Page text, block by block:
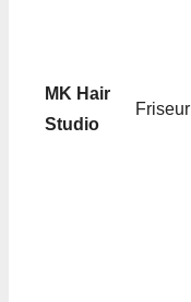
MK Hair
Studio
Friseur